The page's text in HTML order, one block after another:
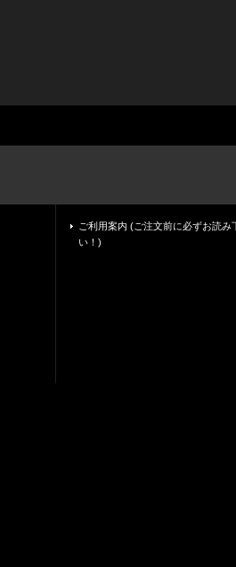
ご利用案内 (ご注文前に必ずお読み
い！)